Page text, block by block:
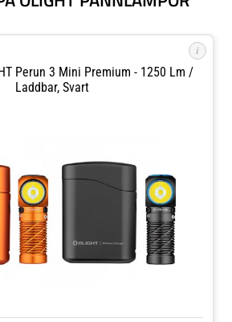
i
Perun 3 Mini Premium - 1250 Lm /
Laddbar, Svart